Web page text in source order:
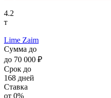
4.2
т
Lime Zaim
Сумма до
до 70 000 ₽
Срок до
168 дней
Ставка
от 0%